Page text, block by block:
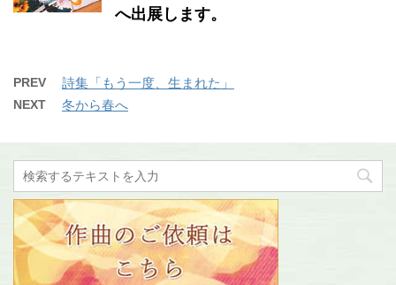
へ出展します。
PREV 詩集「もう一度、生まれた」
NEXT 冬から春へ